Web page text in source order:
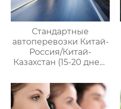
Стандартные
автоперевозки Китай-
Россия/Китай-
Казахстан (15-20 дней)
управлению
международными
цепями поставок